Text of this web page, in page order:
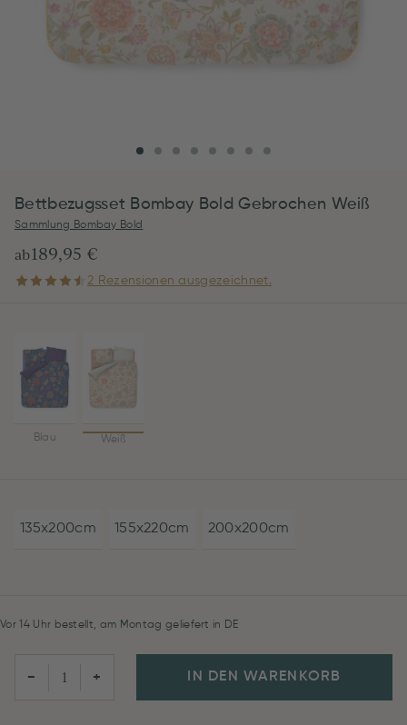
Bettbezugsset Bombay Bold Gebrochen Weiß
Sammlung Bombay Bold
ab189,95 €
2 Rezensionen ausgezeichnet.
Blau Weiß
135x200cm 155x220cm 200x200cm
Vor 14 Uhr bestellt, am Montag geliefert in DE
− + IN DEN WARENKORB